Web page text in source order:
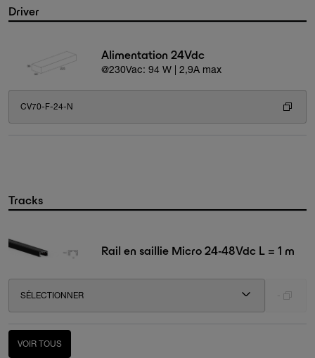
Driver
Alimentation 24Vdc
@230Vac: 94 W | 2,9A max
CV70-F-24-N
Tracks
Rail en saillie Micro 24-48Vdc L = 1 m
SÉLECTIONNER
VOIR TOUS